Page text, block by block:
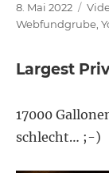
Veröffentlicht
am
8. Mai 2022
Webfundgrube ,
Largest
17000
schlecht… ;-)